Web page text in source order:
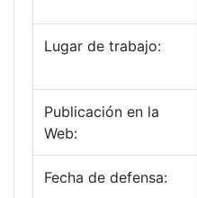
Lugar de trabajo:
Publicación en la
Web:
Fecha de defensa: